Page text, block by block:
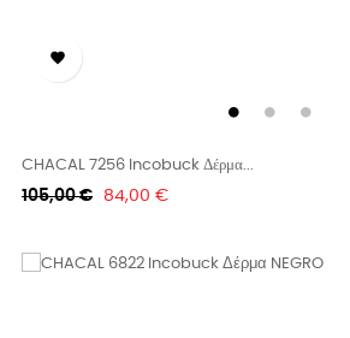

CHACAL 7256 Incobuck Δέρμα...
Κανονική
105,00 € Τιμή
84,00 €